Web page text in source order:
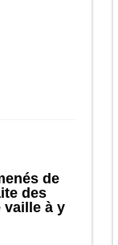
de
des
vaille à y